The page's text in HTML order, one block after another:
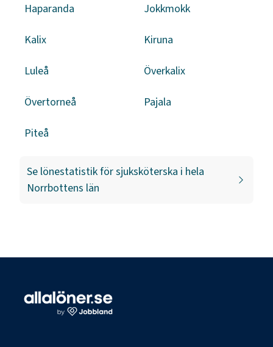
Haparanda Jokkmokk
Kalix Kiruna
Luleå Överkalix
Övertorneå Pajala
Piteå
Se lönestatistik försjuksköterska i hela
Norrbottens län